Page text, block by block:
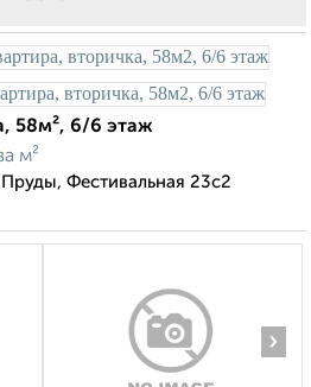
58м², 6/6 этаж
м²
Фестивальная 23с2
›